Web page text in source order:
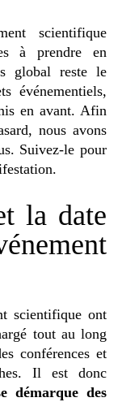
scientifique
à prendre en
global reste le
événementiels,
en avant. Afin
nous avons
Suivez-le pour
la date
scientifique ont
tout au long
conférences et
Il est donc
démarque des